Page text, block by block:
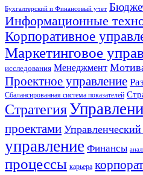
Бухгалтерский и Финансовый учет
Информационные
Корпоративное
Маркетинговое
исследования Менеджмент
Проектное управление
Сбалансированная система показателей
Стратегия
проектами Управленческий
управление Финансы
процессы карьера